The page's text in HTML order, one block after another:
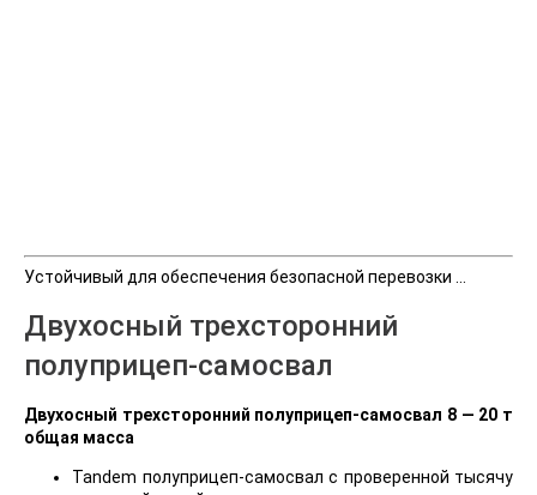
Устойчивый для обеспечения безопасной перевозки …
Двухосный трехсторонний
полуприцеп-самосвал
Двухосный трехсторонний полуприцеп-самосвал 8 — 20 т
общая масса
Tandem полуприцеп-самосвал с проверенной тысячу